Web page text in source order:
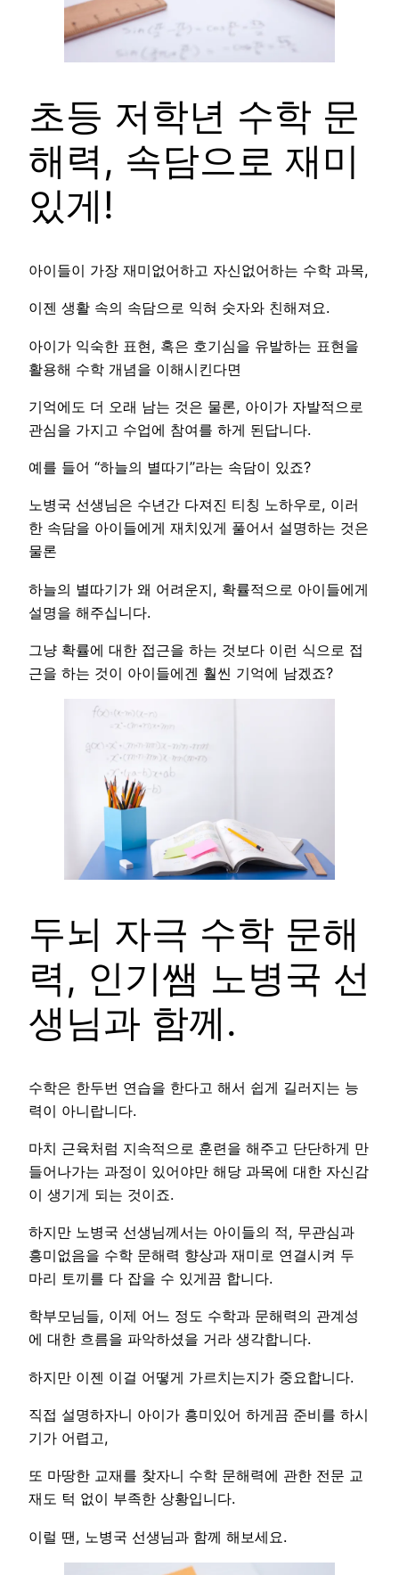
초등 저학년 수학 문
해력, 속담으로 재미
있게!
아이들이 가장 재미없어하고 자신없어하는 수학 과목,
이젠 생활 속의 속담으로 익혀 숫자와 친해져요.
아이가 익숙한 표현, 혹은 호기심을 유발하는 표현을
활용해 수학 개념을 이해시킨다면
기억에도 더 오래 남는 것은 물론, 아이가 자발적으로
관심을 가지고 수업에 참여를 하게 된답니다.
예를 들어 “하늘의 별따기”라는 속담이 있죠?
노병국 선생님은 수년간 다져진 티칭 노하우로, 이러
한 속담을 아이들에게 재치있게 풀어서 설명하는 것은
물론
하늘의 별따기가 왜 어려운지, 확률적으로 아이들에게
설명을 해주십니다.
그냥 확률에 대한 접근을 하는 것보다 이런 식으로 접
근을 하는 것이 아이들에겐 훨씬 기억에 남겠죠?
두뇌 자극 수학 문해
력, 인기쌤 노병국 선
생님과 함께.
수학은 한두번 연습을 한다고 해서 쉽게 길러지는 능
력이 아니랍니다.
마치 근육처럼 지속적으로 훈련을 해주고 단단하게 만
들어나가는 과정이 있어야만 해당 과목에 대한 자신감
이 생기게 되는 것이죠.
하지만 노병국 선생님께서는 아이들의 적, 무관심과
흥미없음을 수학 문해력 향상과 재미로 연결시켜 두
마리 토끼를 다 잡을 수 있게끔 합니다.
학부모님들, 이제 어느 정도 수학과 문해력의 관계성
에 대한 흐름을 파악하셨을 거라 생각합니다.
하지만 이젠 이걸 어떻게 가르치는지가 중요합니다.
직접 설명하자니 아이가 흥미있어 하게끔 준비를 하시
기가 어렵고,
또 마땅한 교재를 찾자니 수학 문해력에 관한 전문 교
재도 턱 없이 부족한 상황입니다.
이럴 땐, 노병국 선생님과 함께 해보세요.